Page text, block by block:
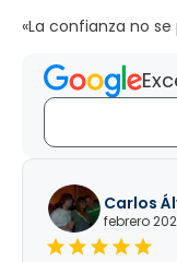
«La confianza no
Carlos
febrero